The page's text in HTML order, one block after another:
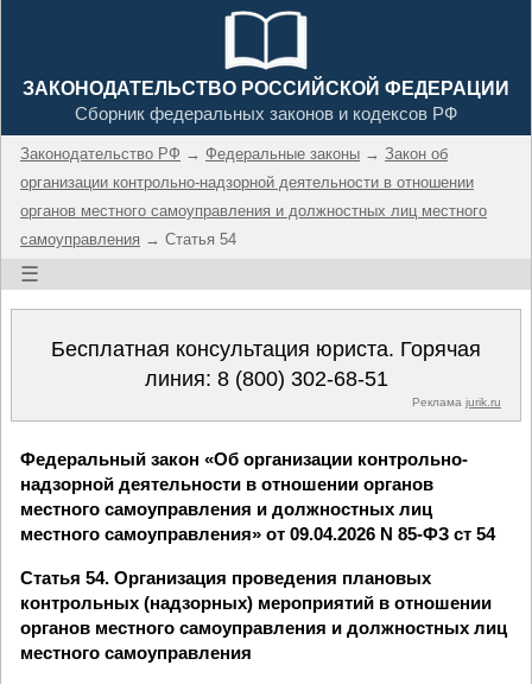
ЗАКОНОДАТЕЛЬСТВО РОССИЙСКОЙ ФЕДЕРАЦИИ
Сборник федеральных законов и кодексов РФ
Законодательство РФ → Федеральные законы → Закон об
организации контрольно-надзорной деятельности в отношении
органов местного самоуправления и должностных лиц местного
самоуправления → Статья 54
☰
Бесплатная консультация юриста. Горячая
линия: 8 (800) 302-68-51
Реклама jurik.ru
Федеральный закон «Об организации контрольно-
надзорной деятельности в отношении органов
местного самоуправления и должностных лиц
местного самоуправления» от 09.04.2026 N 85-ФЗ ст 54
Статья 54. Организация проведения плановых
контрольных (надзорных) мероприятий в отношении
органов местного самоуправления и должностных лиц
местного самоуправления